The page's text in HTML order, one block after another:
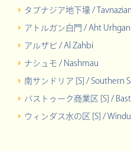
タブナジア地下壕 /
アトルガン白門 / Aht
アルザビ / Al Zahbi
ナシュモ / Nashmau
南サンドリア [S] / Southern
バストゥーク商業区 [S] /
ウィンダス水の区 [S] /